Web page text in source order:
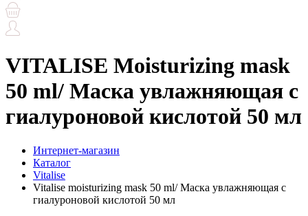
VITALISE Moisturizing mask
50 ml/ Маска увлажняющая с
гиалуроновой кислотой 50 мл
Интернет-магазин
Каталог
Vitalise
Vitalise moisturizing mask 50 ml/ Маска увлажняющая с
гиалуроновой кислотой 50 мл